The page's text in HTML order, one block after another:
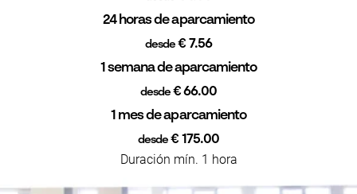
24 horas de aparcamiento
desde € 7.56
1 semana de aparcamiento
desde€ 66.00
1 mes de aparcamiento
desde € 175.00
Duración mín. 1 hora